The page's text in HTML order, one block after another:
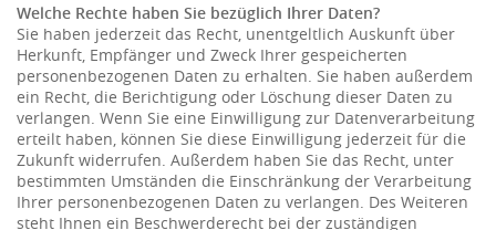
Welche Rechte haben Sie bezüglich Ihrer Daten?
Sie haben jederzeit das Recht, unentgeltlich Auskunft über
Herkunft, Empfänger und Zweck Ihrer gespeicherten
personenbezogenen Daten zu erhalten. Sie haben außerdem
ein Recht, die Berichtigung oder Löschung dieser Daten zu
verlangen. Wenn Sie eine Einwilligung zur Datenverarbeitung
erteilt haben, können Sie diese Einwilligung jederzeit für die
Zukunft widerrufen. Außerdem haben Sie das Recht, unter
bestimmten Umständen die Einschränkung der Verarbeitung
Ihrer personenbezogenen Daten zu verlangen. Des Weiteren
steht Ihnen ein Beschwerderecht bei der zuständigen